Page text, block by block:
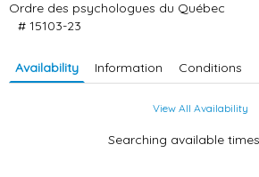
Ordre des psychologues du Québec
# 15103-23
Availability Information Conditions
View All Availability
Searching available times